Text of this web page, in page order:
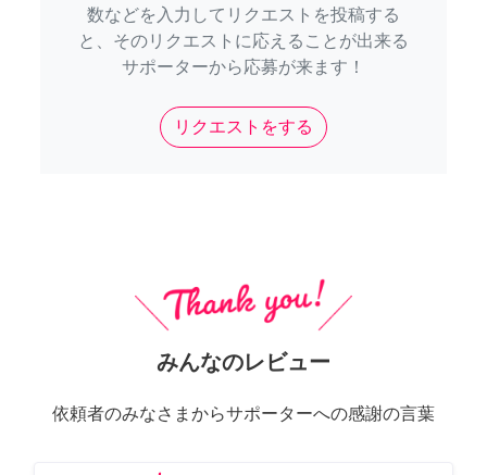
数などを入力してリクエストを投稿する
と、そのリクエストに応えることが出来る
サポーターから応募が来ます！
リクエストをする
みんなのレビュー
依頼者のみなさまからサポーターへの感謝の言葉